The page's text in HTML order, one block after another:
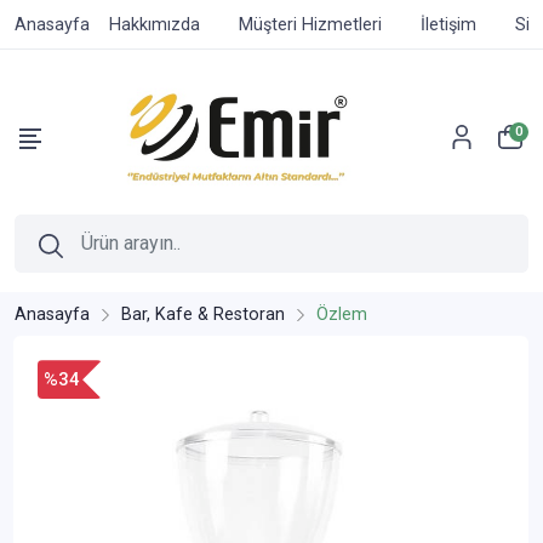
Anasayfa Hakkımızda Müşteri Hizmetleri İletişim
0
Anasayfa Bar, Kafe & Restoran Özlem
%34